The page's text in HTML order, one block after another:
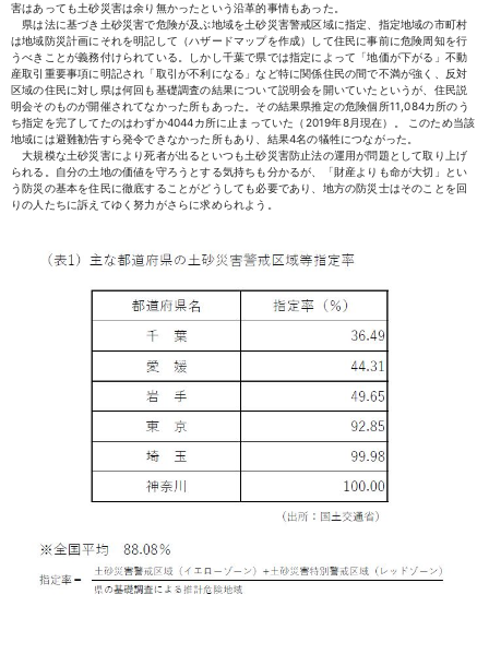
害はあっても土砂災害は余り無かったという沿革的事情もあった。
県は法に基づき土砂災害で危険が及ぶ地域を土砂災害警戒区域に指定、指定地域の市町村
は地域防災計画にそれを明記して（ハザードマップを作成）して住民に事前に危険周知を行
うべきことが義務付けられている。しかし千葉で県では指定によって「地価が下がる」不動
産取引重要事項に明記され「取引が不利になる」など特に関係住民の間で不満が強く、反対
区域の住民に対し県は何回も基礎調査の結果について説明会を開いていたというが、住民説
明会そのものが開催されてなかった所もあった。その結果県推定の危険個所11,084カ所のう
ち指定を完了してたのはわずか4044カ所に止まっていた（2019年8月現在）。 このため当該
地域には避難勧告すら発令できなかった所もあり、結果4名の犠牲につながった。
大規模な土砂災害により死者が出るといつも土砂災害防止法の運用が問題として取り上げ
られる。自分の土地の価値を守ろうとする気持ちも分かるが、「財産よりも命が大切」とい
う防災の基本を住民に徹底することがどうしても必要であり、地方の防災士はそのことを回
りの人たちに訴えてゆく努力がさらに求められよう。